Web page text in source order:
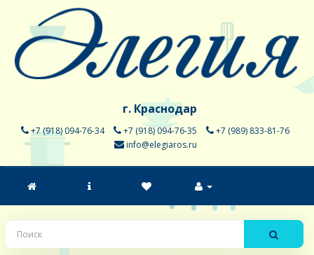
г. Краснодар
+7 (918) 094-76-34 +7 (918) 094-76-35
+7 (989) 833-81-76
info@elegiaros.ru